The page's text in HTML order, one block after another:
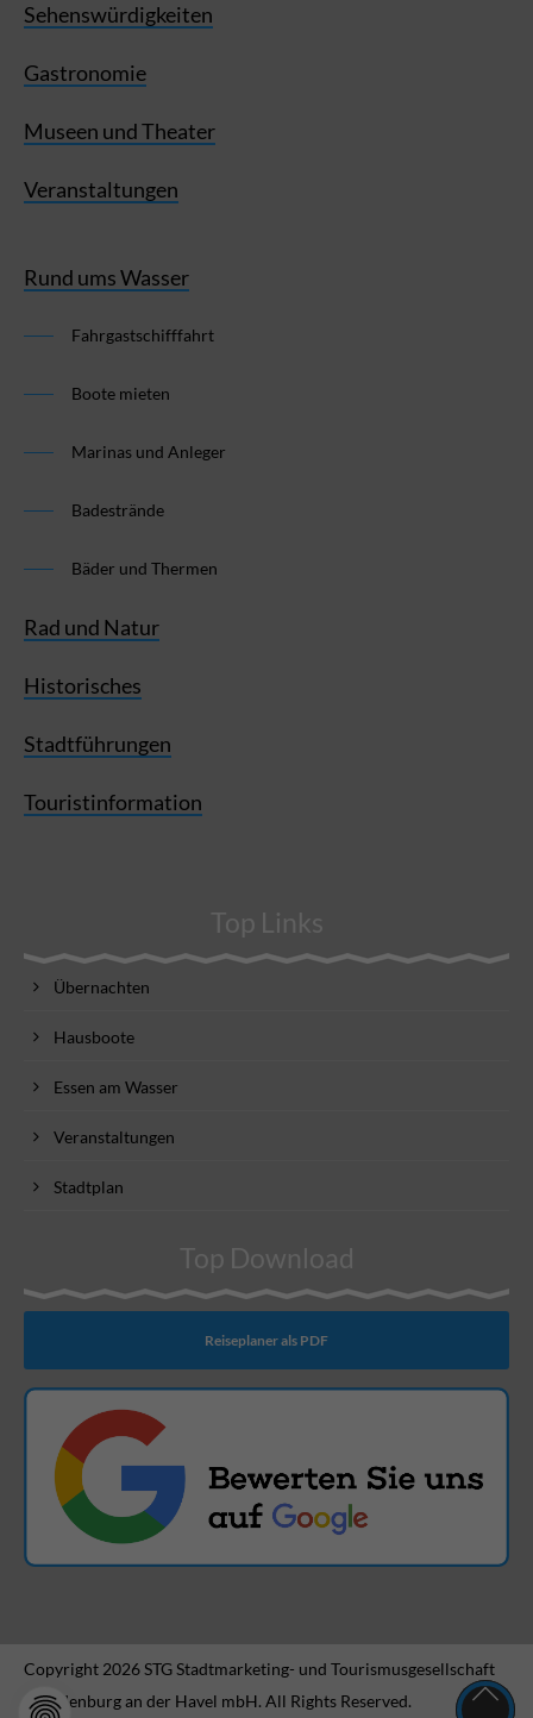
Sehenswürdigkeiten
Gastronomie
Museen und Theater
Veranstaltungen
Rund ums Wasser
Fahrgastschifffahrt
Boote mieten
Marinas und Anleger
Badestrände
Bäder und Thermen
Rad und Natur
Historisches
Stadtführungen
Touristinformation
Top Links
Übernachten
Hausboote
Essen am Wasser
Veranstaltungen
Stadtplan
Top Download
Reiseplaner als PDF
Copyright 2026 STG Stadtmarketing- und Tourismusgesellschaft
Brandenburg an der Havel mbH. All Rights Reserved.